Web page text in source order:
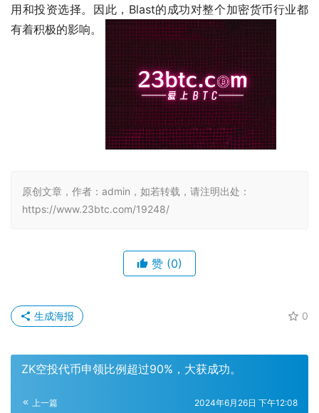
用和投资选择。因此，Blast的成功对整个加密货币行业都
有着积极的影响。
原创文章，作者：admin，如若转载，请注明出处：
https://www.23btc.com/19248/
赞 (0)
0
生成海报
ZK空投代币申领比例超过90%，大获成功。
上一篇 2024年6月26日 下午12:08